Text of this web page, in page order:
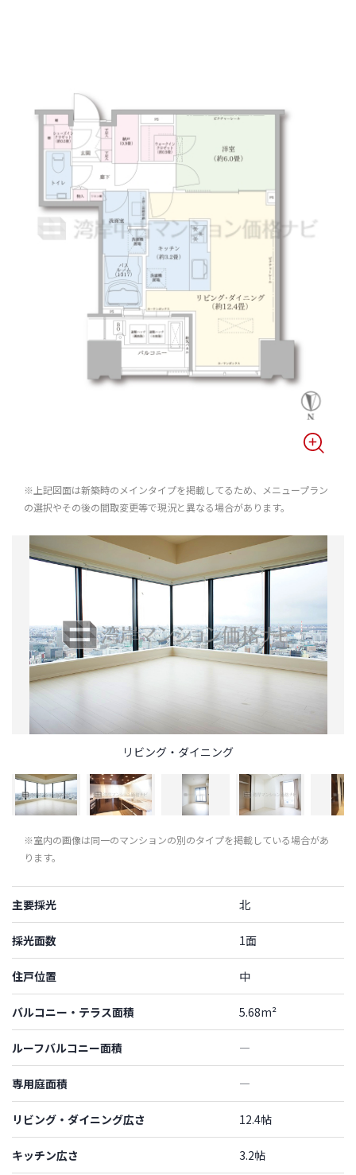
※上記図面は新築時のメインタイプを掲載してるため、メニュープラン
の選択やその後の間取変更等で現況と異なる場合があります。
リビング・ダイニング
※室内の画像は同一のマンションの別のタイプを掲載している場合があ
ります。
主要採光 北
採光面数 1面
住戸位置 中
バルコニー・テラス面積 5.68m²
ルーフバルコニー面積 ―
専用庭面積 ―
リビング・ダイニング広さ 12.4帖
キッチン広さ 3.2帖